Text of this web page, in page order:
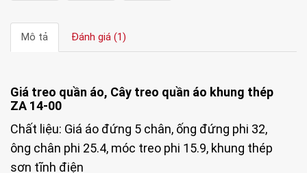
Mô tả Đánh giá (1)
Giá treo quần áo, Cây treo quần áo khung thép
ZA 14-00
Chất liệu: Giá áo đứng 5 chân, ống đứng phi 32,
ông chân phi 25.4, móc treo phi 15.9, khung thép
sơn tĩnh điện